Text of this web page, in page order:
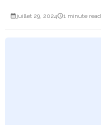
juillet 29, 2024 1 minute read